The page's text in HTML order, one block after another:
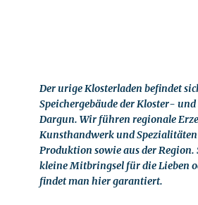
Der urige Klosterladen befindet
Speichergebäude der Kloster- und
Dargun. Wir führen regionale
Kunsthandwerk und Spezialitäten
Produktion sowie aus der Region.
kleine Mitbringsel für die Lieben
findet man hier garantiert.